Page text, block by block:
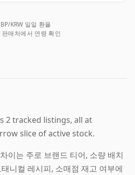
KRW 일일 환율
판매처에서 연령 확인
2 tracked listings, all at
slice of active stock.
이는 주로 브랜드 티어, 소량 배치
니컬 레시피, 소매점 재고 여부에